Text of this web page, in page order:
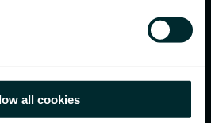
all cookies